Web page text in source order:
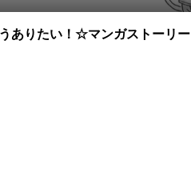
ありたい！☆マンガストーリー